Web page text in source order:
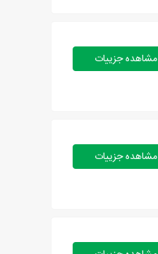
مشاهده جزییات
مشاهده جزییات